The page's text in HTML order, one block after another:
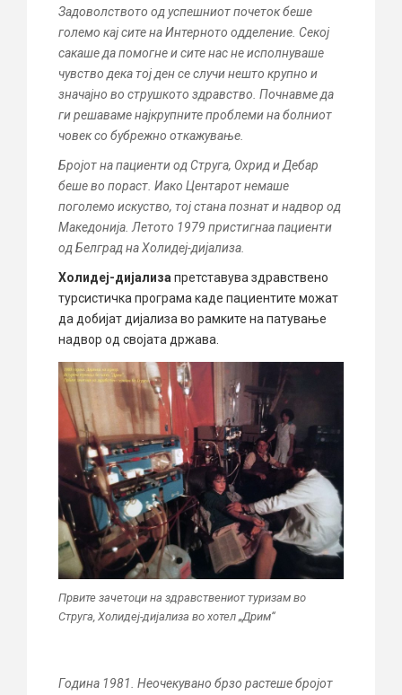
Задоволството од успешниот почеток беше
големо кај сите на Интерното одделение. Секој
сакаше да помогне и сите нас не исполнуваше
чувство дека тој ден се случи нешто крупно и
значајно во струшкото здравство. Почнавме да
ги решаваме најкрупните проблеми на болниот
човек со бубрежно откажување.
Бројот на пациенти од Струга, Охрид и Дебар
беше во пораст. Иако Центарот немаше
поголемо искуство, тој стана познат и надвор од
Македонија. Летото 1979 пристигнаа пациенти
од Белград на Холидеј-дијализа.
Холидеј-дијализапретставува здравствено
турсистичка програма каде пациентите можат
да добијат дијализа во рамките на патување
надвор од својата држава.
Првите зачетоци на здравствениот туризам во
Струга, Холидеј-дијализа во хотел „Дрим“
Година 1981. Неочекувано брзо растеше бројот